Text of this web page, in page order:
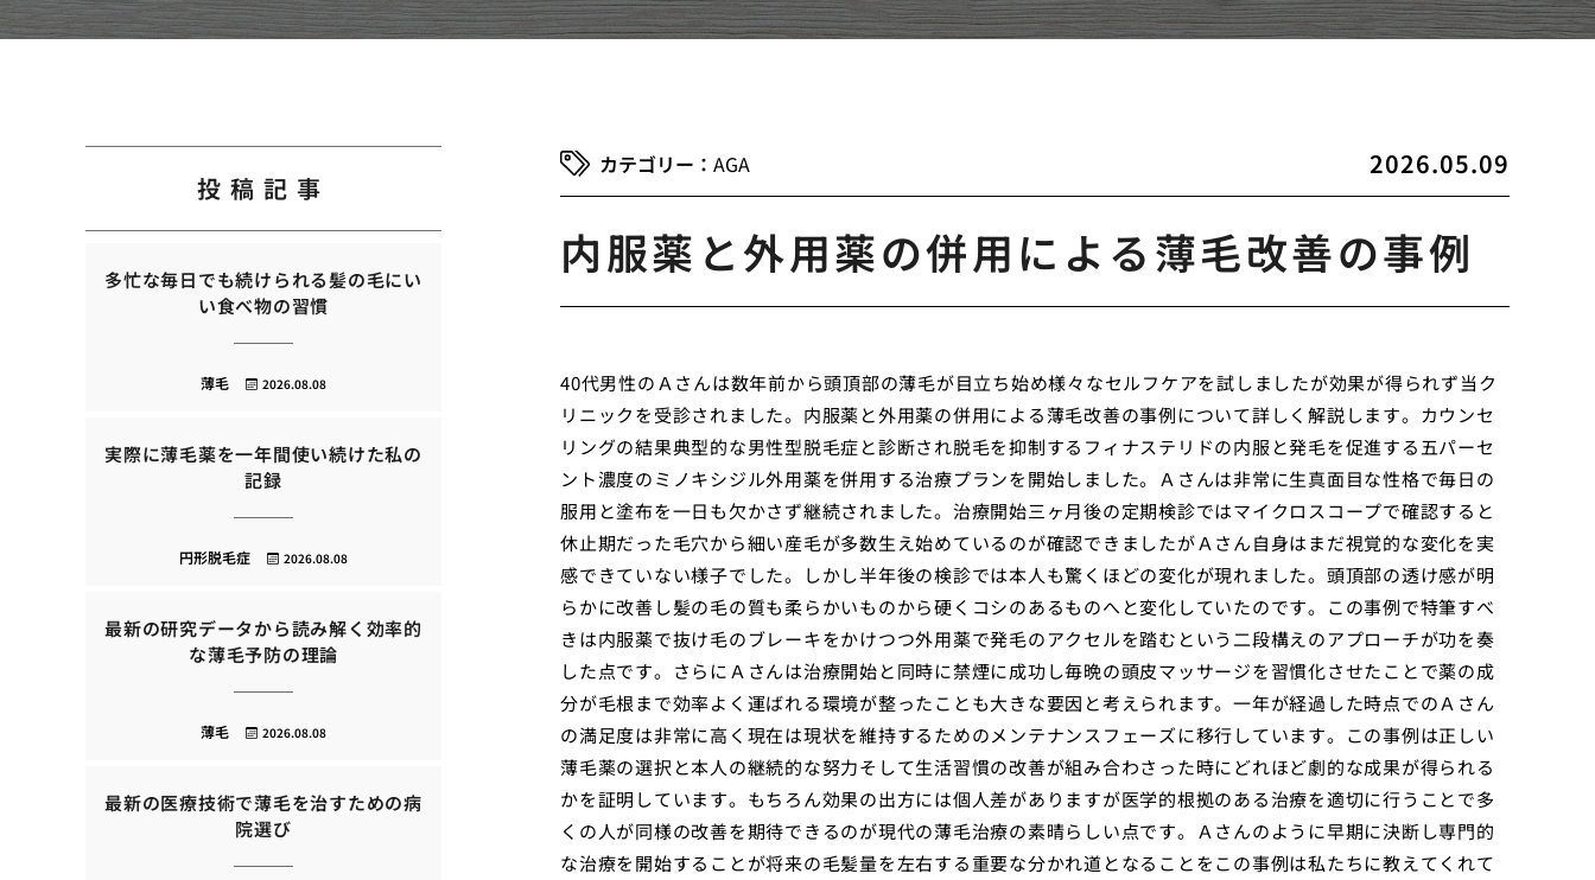
2026.05.09
AGA
内服薬と外用薬の併用による薄毛改善の事例
40代男性のＡさんは数年前から頭頂部の薄毛が目立ち始め様々なセルフケアを試しましたが効果が得られず当ク
リニックを受診されました。内服薬と外用薬の併用による薄毛改善の事例について詳しく解説します。カウンセ
リングの結果典型的な男性型脱毛症と診断され脱毛を抑制するフィナステリドの内服と発毛を促進する五パーセ
ント濃度のミノキシジル外用薬を併用する治療プランを開始しました。Ａさんは非常に生真面目な性格で毎日の
服用と塗布を一日も欠かさず継続されました。治療開始三ヶ月後の定期検診ではマイクロスコープで確認すると
休止期だった毛穴から細い産毛が多数生え始めているのが確認できましたがＡさん自身はまだ視覚的な変化を実
感できていない様子でした。しかし半年後の検診では本人も驚くほどの変化が現れました。頭頂部の透け感が明
らかに改善し髪の毛の質も柔らかいものから硬くコシのあるものへと変化していたのです。この事例で特筆すべ
きは内服薬で抜け毛のブレーキをかけつつ外用薬で発毛のアクセルを踏むという二段構えのアプローチが功を奏
した点です。さらにＡさんは治療開始と同時に禁煙に成功し毎晩の頭皮マッサージを習慣化させたことで薬の成
分が毛根まで効率よく運ばれる環境が整ったことも大きな要因と考えられます。一年が経過した時点でのＡさん
の満足度は非常に高く現在は現状を維持するためのメンテナンスフェーズに移行しています。この事例は正しい
薄毛薬の選択と本人の継続的な努力そして生活習慣の改善が組み合わさった時にどれほど劇的な成果が得られる
かを証明しています。もちろん効果の出方には個人差がありますが医学的根拠のある治療を適切に行うことで多
くの人が同様の改善を期待できるのが現代の薄毛治療の素晴らしい点です。Ａさんのように早期に決断し専門的
な治療を開始することが将来の毛髪量を左右する重要な分かれ道となることをこの事例は私たちに教えてくれて
投稿記事
多忙な毎日でも続けられる髪の毛にい
い食べ物の習慣
2026.08.08
薄毛
実際に薄毛薬を一年間使い続けた私の
記録
2026.08.08
円形脱毛症
最新の研究データから読み解く効率的
な薄毛予防の理論
2026.08.08
薄毛
最新の医療技術で薄毛を治すための病
院選び